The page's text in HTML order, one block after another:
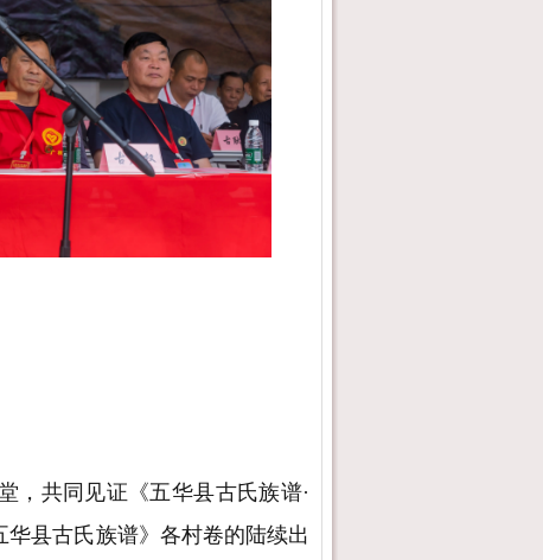
，共同见证《五华县古氏族谱·
县古氏族谱》各村卷的陆续出